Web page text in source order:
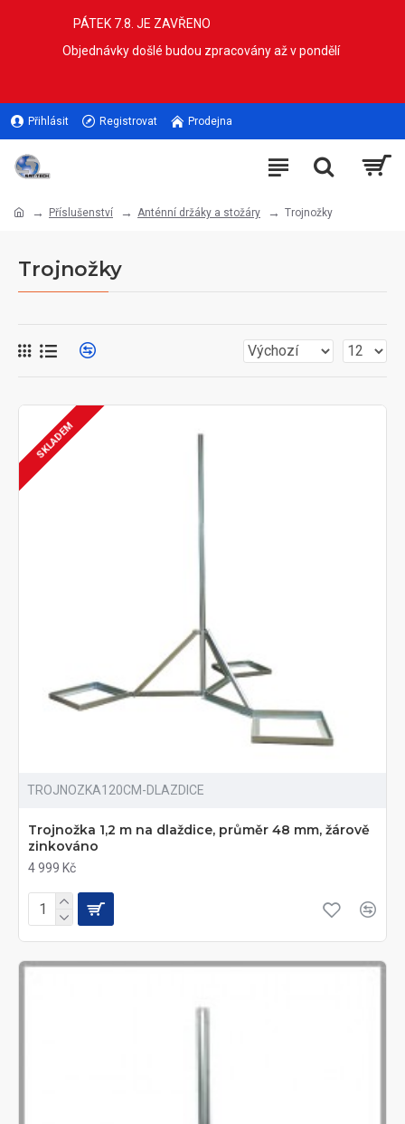
PÁTEK 7.8. JE ZAVŘENO
Objednávky došlé budou zpracovány až v pondělí
Přihlásit Registrovat Prodejna
Příslušenství Anténní držáky a stožáry Trojnožky
Trojnožky
SKLADEM
TROJNOZKA120CM-DLAZDICE
Trojnožka 1,2 m na dlaždice, průměr 48 mm, žárově
zinkováno
4 999 Kč